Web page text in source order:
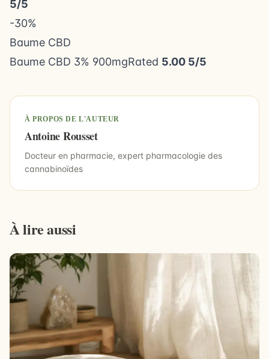
5/5
-30%
Baume CBD
Baume CBD 3% 900mgRated 5.00 5/5
À PROPOS DE L'AUTEUR
Antoine Rousset
Docteur en pharmacie, expert pharmacologie des
cannabinoïdes
À lire aussi